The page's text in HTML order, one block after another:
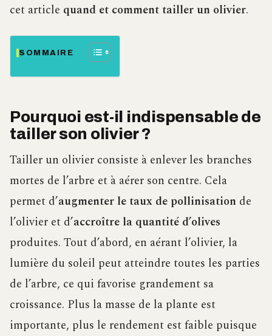
cet article quand et comment tailler un olivier.
SOMMAIRE
Pourquoi est-il indispensable de
tailler son olivier ?
Tailler un olivier consiste à enlever les branches
mortes de l’arbre et à aérer son centre. Cela
permet d’augmenter le taux de pollinisation de
l’olivier et d’accroître la quantité d’olives
produites. Tout d’abord, en aérant l’olivier, la
lumière du soleil peut atteindre toutes les parties
de l’arbre, ce qui favorise grandement sa
croissance. Plus la masse de la plante est
importante, plus le rendement est faible puisque